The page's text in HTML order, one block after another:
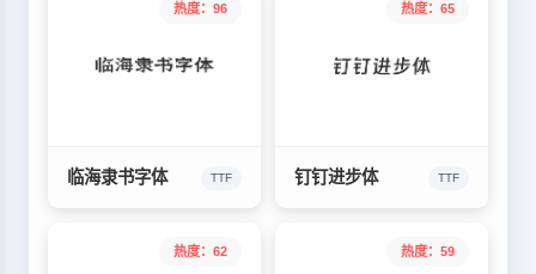
热度：96
临海隶书字体 TTF
热度：65
钉钉进步体 TTF
热度：62 热度：59